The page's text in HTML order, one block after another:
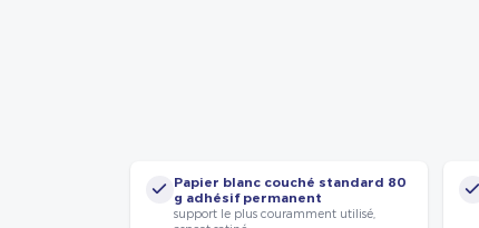
Papier blanc couché standard 80
g adhésif permanent
support le plus couramment utilisé,